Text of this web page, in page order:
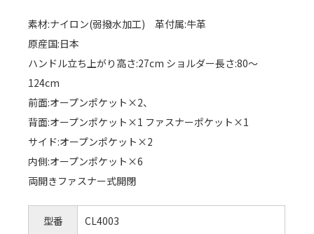
素材:ナイロン(弱撥水加工) 革付属:牛革
原産国:日本
ハンドル立ち上がり高さ:27cm ショルダー長さ:80～
124cm
前面:オープンポケット×2、
背面:オープンポケット×1 ファスナーポケット×1
サイド:オープンポケット×2
内側:オープンポケット×6
両開きファスナー式開閉
型番 CL4003